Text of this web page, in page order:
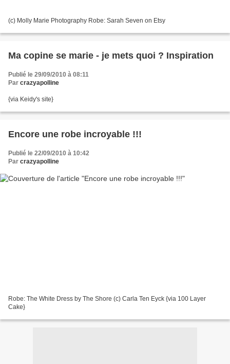
(c) Molly Marie Photography Robe: Sarah Seven on Etsy
Ma copine se marie - je mets quoi ? Inspiration
Publié le 29/09/2010 à 08:11
Par crazyapolline
{via Keidy's site}
Encore une robe incroyable !!!
Publié le 22/09/2010 à 10:42
Par crazyapolline
Robe: The White Dress by The Shore (c) Carla Ten Eyck {via 100 Layer
Cake}